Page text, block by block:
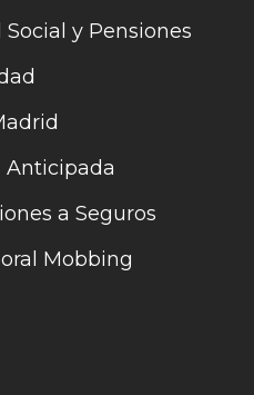
y Pensiones
Anticipada
a Seguros
Mobbing